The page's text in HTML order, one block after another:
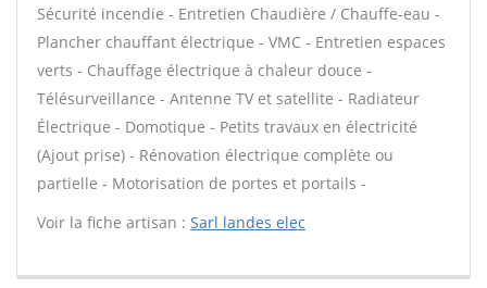
Sécurité incendie - Entretien Chaudière / Chauffe-eau -
Plancher chauffant électrique - VMC - Entretien espaces
verts - Chauffage électrique à chaleur douce -
Télésurveillance - Antenne TV et satellite - Radiateur
Électrique - Domotique - Petits travaux en électricité
(Ajout prise) - Rénovation électrique complète ou
partielle - Motorisation de portes et portails -
Voir la fiche artisan : Sarl landes elec